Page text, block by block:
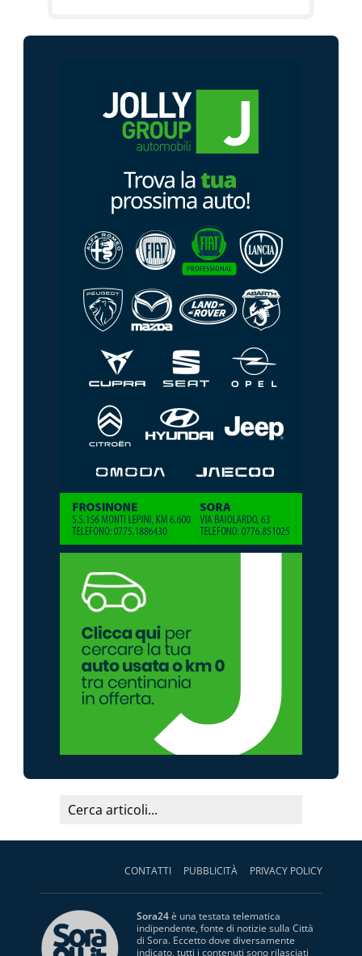
CONTATTI PUBBLICITÀ PRIVACY POLICY
Sora24è una testata telematica
indipendente, fonte di notizie sulla Città
di Sora. Eccetto dove diversamente
indicato, tutti i contenuti sono rilasciati